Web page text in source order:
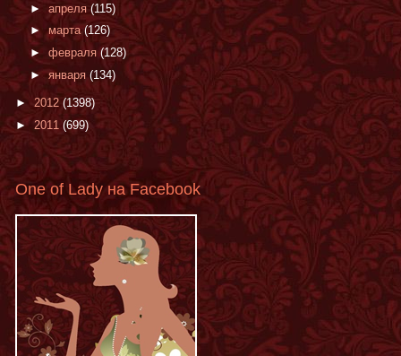
► апреля (115)
►марта(126)
► февраля (128)
►января (134)
► 2012 (1398)
► 2011 (699)
One of Lady на Facebook